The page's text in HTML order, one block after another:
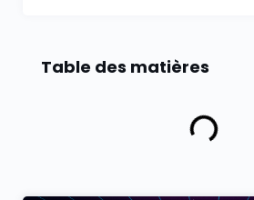
Table des matières